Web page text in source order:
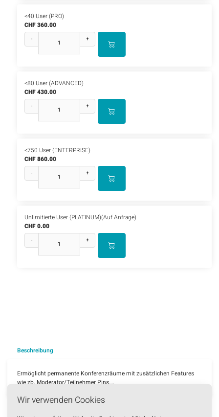
Wir verwenden Cookies
<40 User (PRO)
CHF 360.00
- +
<80 User (ADVANCED)
CHF 430.00
- +
<750 User (ENTERPRISE)
CHF 860.00
- +
Unlimitierte User (PLATINUM)(Auf Anfrage)
CHF 0.00
- +
Beschreibung
Ermöglicht permanente Konferenzräume mit zusätzlichen Features
wie zb. Moderator/Teilnehmer Pins….